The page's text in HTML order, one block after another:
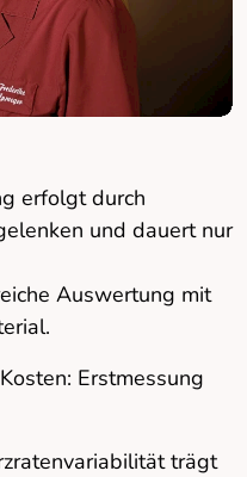
erfolgt durch
und dauert nur
Auswertung mit
Erstmessung
trägt